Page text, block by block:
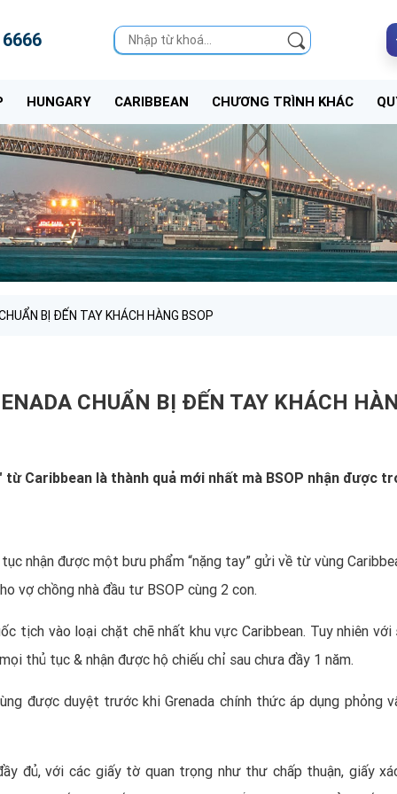
HUNGARY CARIBBEAN CHƯƠNG TRÌNH KHÁC
BỊ ĐẾN TAY KHÁCH HÀNG BSOP
CHUẨN BỊ ĐẾN TAY KHÁCH
Caribbean là thành quả mới nhất mà BSOP nhận được
nhận được một bưu phẩm “nặng tay” gửi về từ vùng
vợ chồng nhà đầu tư BSOP cùng 2 con.
tịch vào loại chặt chẽ nhất khu vực Caribbean. Tuy nhiên
thủ tục & nhận được hộ chiếu chỉ sau chưa đầy 1 năm.
được duyệt trước khi Grenada chính thức áp dụng phỏng
đủ, với các giấy tờ quan trọng như thư chấp thuận, giấy